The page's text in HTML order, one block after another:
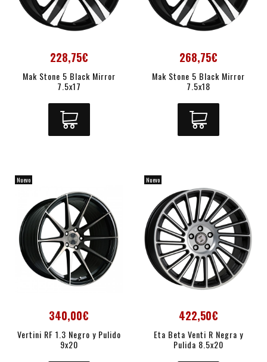
228,75€
Mak Stone 5 Black Mirror
7.5x17
268,75€
Mak Stone 5 Black Mirror
7.5x18
Nuevo
340,00€
Vertini RF 1.3 Negro y Pulido
9x20
Nuevo
422,50€
Eta Beta Venti R Negra y
Pulida 8.5x20